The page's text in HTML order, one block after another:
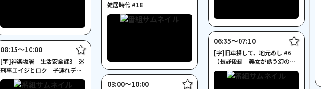
08:15〜10:00
[字]神楽坂署 生活安全課3 迷
刑事エイジとロク 子連れデ
カ！花街 迷宮
雑居時代 #18
08:00〜10:00
06:35〜07:10
[字]旧車探して、地元めし #6
【長野後編 美女が誘う幻の旧
車】